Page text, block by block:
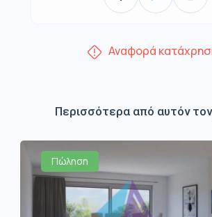
Αναφορά
Περισσότερα από αυτόν
Πώληση